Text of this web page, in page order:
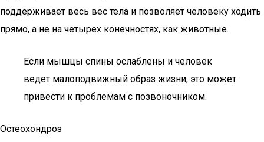
поддерживает весь вес тела и позволяет человеку ходить
прямо, а не на четырех конечностях, как животные.
Если мышцы спины ослаблены и человек
ведет малоподвижный образ жизни, это может
привести к проблемам с позвоночником.
Остеохондроз